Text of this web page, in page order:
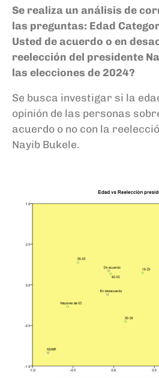
Se realiza un análisis de
las preguntas: Edad
Usted de acuerdo o en
reelección del presidente
las elecciones de 2024?
Se busca investigar si la
opinión de las personas
acuerdo o no con la
Nayib Bukele.